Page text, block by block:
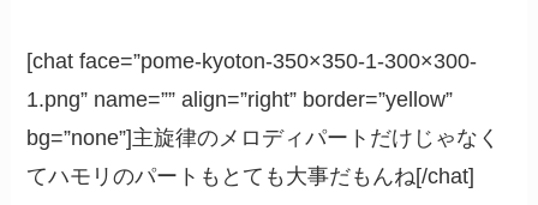
[chat face=”pome-kyoton-350×350-1-300×300-
1.png” name=”” align=”right” border=”yellow”
bg=”none”]主旋律のメロディパートだけじゃなく
てハモリのパートもとても大事だもんね[/chat]